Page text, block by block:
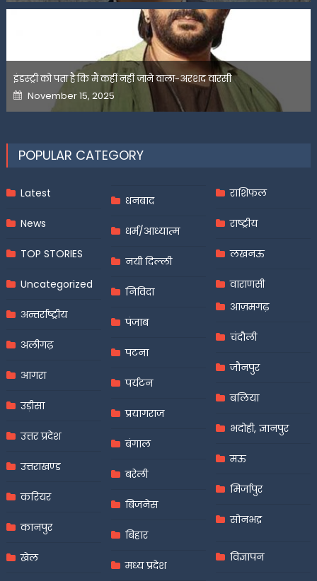
इंडस्ट्री को पता है कि मैं कहीं नहीं जाने वाला-अरशद वारसी
Posted
on
November 15, 2025
POPULAR CATEGORY
Latest
News
TOP STORIES
Uncategorized
अन्तर्राष्ट्रीय
अलीगढ़
आगरा
उड़ीसा
उत्तर प्रदेश
उत्तराखण्ड
करियर
कानपुर
खेल
धनबाद
धर्म/आध्यात्म
नयी दिल्ली
निविदा
पंजाब
पटना
पर्यटन
प्रयागराज
बंगाल
बरेली
बिजनेस
बिहार
मध्य प्रदेश
राशिफल
राष्ट्रीय
लखनऊ
वाराणसी
आज़मगढ़
चंदौली
जौनपुर
बलिया
भदोही, ज्ञानपुर
मऊ
मिर्जापुर
सोनभद्र
विज्ञापन